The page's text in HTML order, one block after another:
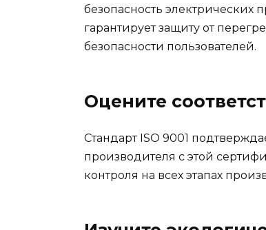
безопасность электрических
гарантирует защиту от
безопасности пользователей.
Оцените
Стандарт ISO 9001
производителя с этой
контроля на всех этапах